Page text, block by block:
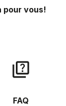
pour vous!
quiz
FAQ